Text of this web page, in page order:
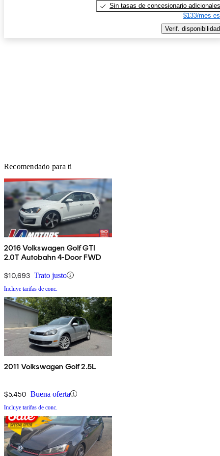
Sin tasas de concesionario adicionales
$133/mes
Verif. disponibilidad
Recomendado para ti
2016 Volkswagen Golf GTI
2.0T Autobahn 4-Door FWD
$10,693 Trato justo
Incluye tarifas de conc.
2011 Volkswagen Golf 2.5L
$5,450 Buena oferta
Incluye tarifas de conc.